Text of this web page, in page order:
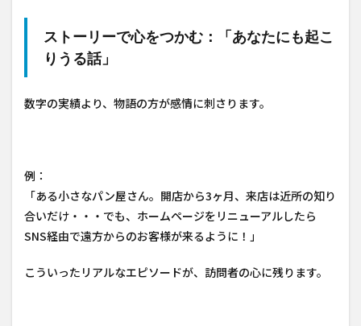
ストーリーで心をつかむ：「あなたにも起こ
りうる話」
数字の実績より、物語の方が感情に刺さります。
例：
「ある小さなパン屋さん。開店から3ヶ月、来店は近所の知り
合いだけ・・・でも、ホームページをリニューアルしたら
SNS経由で遠方からのお客様が来るように！」
こういったリアルなエピソードが、訪問者の心に残ります。